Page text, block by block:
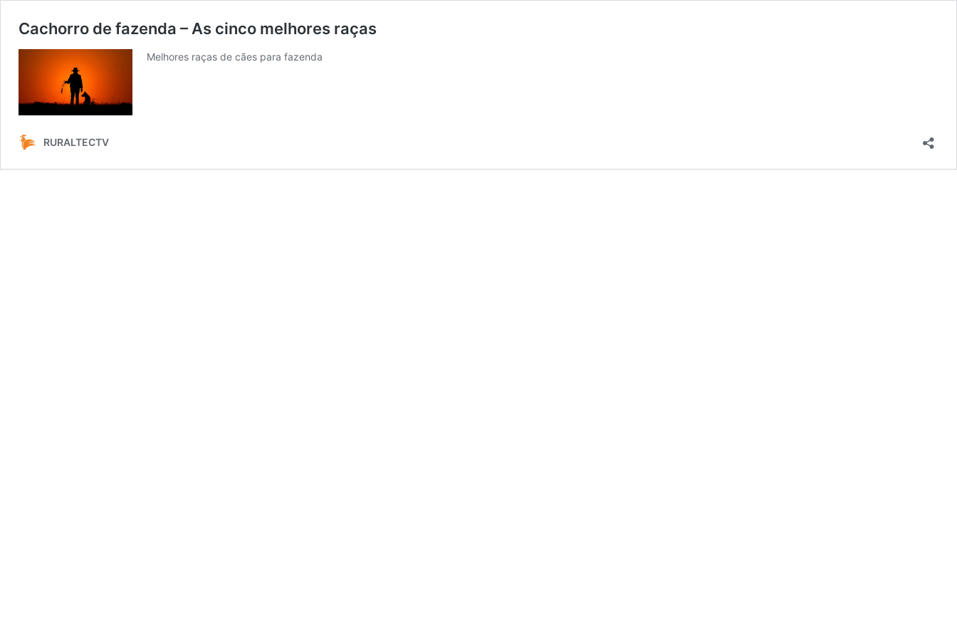
Cachorro de fazenda – As cinco melhores raças
Melhores raças de cães para fazenda
RURALTECTV